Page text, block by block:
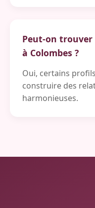
Peut-on trouver
à Colombes ?
Oui, certains
construire des
harmonieuses.